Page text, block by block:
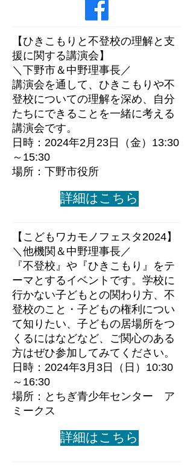
​【ひきこもりと不登校の理解と支
援に関する講演会】
＼下野市＆中野理事長／
​講演会を通して、ひきこもりや不
登校についての理解を深め、自分
たちにできることを一緒に考える
講演会です。
日時：2024年2月23日（金）13:30
～15:30
​場所：下野市役所
詳細はこちら
​【こどもワカモノフェスタ2024】
＼他機関＆中野理事長／
​『不登校』や『ひきこもり』をテ
ーマとするイベントです。学校に
行かない子どもとの関わり方、不
登校のこと・子どもの権利につい
て知りたい、子どもの居場所をつ
くるにはなどなど、ご関心のある
方はぜひ参加してみてください。
日時：2024年3月3日（日）10:30
～16:30
​場所：とちぎ青少年センター ア
ミークス
詳細はこちら